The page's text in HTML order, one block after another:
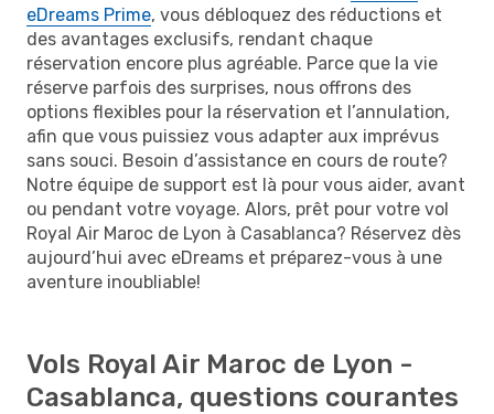
eDreams Prime, vous débloquez des réductions et
des avantages exclusifs, rendant chaque
réservation encore plus agréable. Parce que la vie
réserve parfois des surprises, nous offrons des
options flexibles pour la réservation et l’annulation,
afin que vous puissiez vous adapter aux imprévus
sans souci. Besoin d’assistance en cours de route?
Notre équipe de support est là pour vous aider, avant
ou pendant votre voyage. Alors, prêt pour votre vol
Royal Air Maroc de Lyon à Casablanca? Réservez dès
aujourd’hui avec eDreams et préparez-vous à une
aventure inoubliable!
Vols Royal Air Maroc de Lyon -
Casablanca, questions courantes